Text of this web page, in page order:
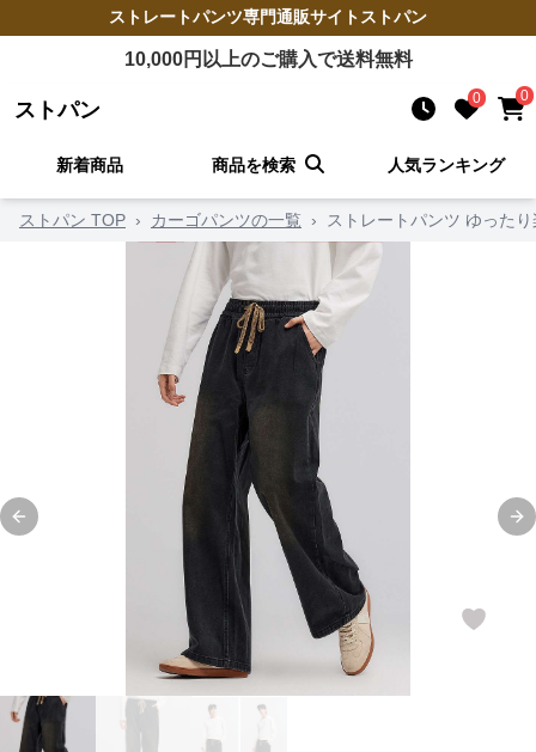
ストレートパンツ専門通販サイト ストパン
10,000円以上のご購入で送料無料
ストパン 0 0
新着商品 商品を検索 人気ランキング
ストパン TOP › カーゴパンツの一覧 › ストレートパンツ ゆった
Previous slide